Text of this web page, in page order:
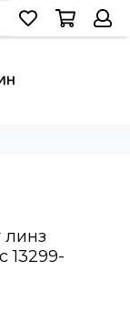
линз
13299-